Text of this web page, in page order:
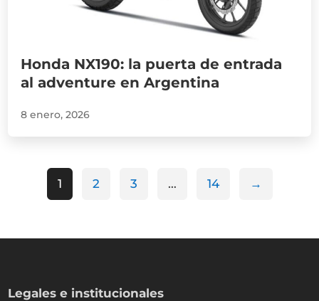
Honda NX190: la puerta de entrada
al adventure en Argentina
8 enero, 2026
1 2 3 … 14 →
Legales e institucionales